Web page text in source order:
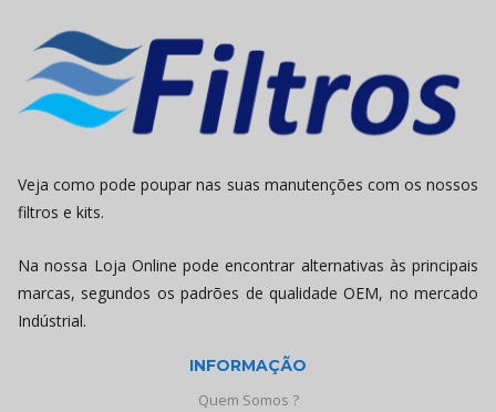
Veja como pode poupar nas suas manutenções com os nossos
filtros e kits.
Na nossa Loja Online pode encontrar alternativas às principais
marcas, segundos os padrões de qualidade OEM, no mercado
Indústrial.
INFORMAÇÃO
Quem Somos ?